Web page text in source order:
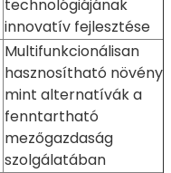
technológiájának
innovatív fejlesztése
Multifunkcionálisan
hasznosítható
mint alternatívák a
fenntartható
mezőgazdaság
szolgálatában